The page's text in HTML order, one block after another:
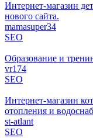
Интернет-магазин
нового сайта.
mamasuper34
SEO
Образование и
vr174
SEO
Интернет-магазин
отопления и
st-atlant
SEO